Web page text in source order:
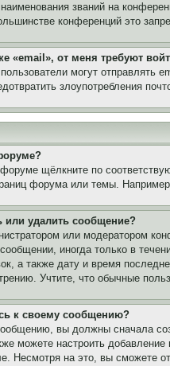
званий на
конференций это
«email», от меня требуют
пользователи могут
злоупотребления
щёлкните по
форума или темы.
или удалить сообщение?
или модератором
иногда только в
а также дату и время
Учтите, что обычные
к своему сообщению?
вы должны сначала
можете настроить
Несмотря на это, вы сможете